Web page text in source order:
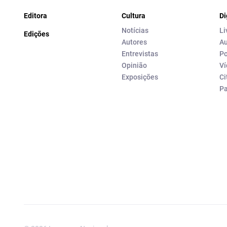
Editora
Edições
Cultura
Notícias
Autores
Entrevistas
Opinião
Exposições